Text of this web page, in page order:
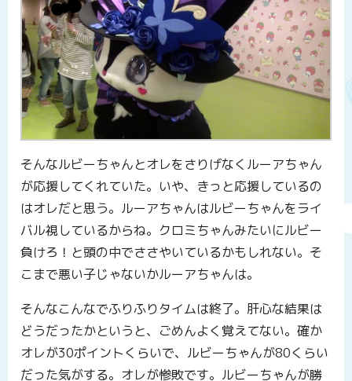
そんなルビーちゃんとオレをさりげなくルーアちゃん
が応援してくれていた。いや、きっと応援しているの
はオレだと思う。ルーアちゃんはルビーちゃんをライ
バル視しているからね。クロミちゃんみたいにルビー
負けろ！と頭の中でささやいているかもしれない。そ
こまで悪い子じゃないかルーアちゃんは。
そんなこんなでふりふりタイムは終了。肝心な結果は
どうだったかというと、ごめんよく覚えてない。確か
オレが30ポイントくらいで、ルビーちゃんが80くらい
だった気がする。オレが惨敗です。ルビーちゃんが勝